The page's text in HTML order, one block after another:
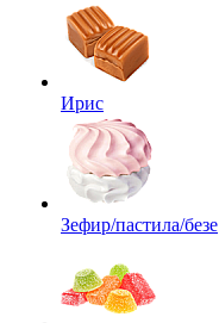
Ирис
Зефир/пастила/безе